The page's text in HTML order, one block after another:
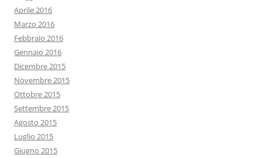
Aprile 2016
Marzo 2016
Febbraio 2016
Gennaio 2016
Dicembre 2015
Novembre 2015
Ottobre 2015
Settembre 2015
Agosto 2015
Luglio 2015
Giugno 2015